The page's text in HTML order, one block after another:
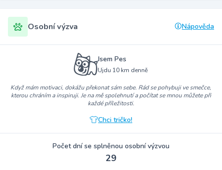
Osobní výzva Nápověda
Jsem Pes
Ujdu 10 km denně
Když mám motivaci, dokážu překonat sám sebe. Rád se pohybuji ve smečce,
kterou chráním a inspiruji. Je na mě spolehnutí a počítat se mnou můžete při
každé příležitosti.
Chci tričko!
Počet dní se splněnou osobní výzvou
29